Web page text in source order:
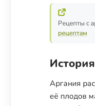
Рецепты с
рецептам
Аргания
её плодов